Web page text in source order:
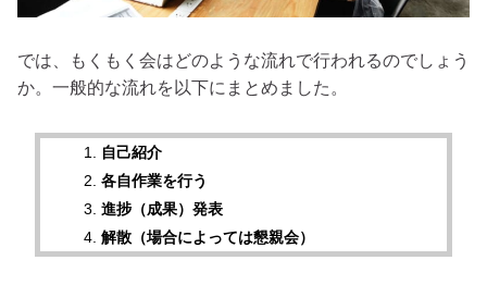
では、もくもく会はどのような流れで行われるのでしょう
か。一般的な流れを以下にまとめました。
自己紹介
各自作業を行う
進捗（成果）発表
解散（場合によっては懇親会）